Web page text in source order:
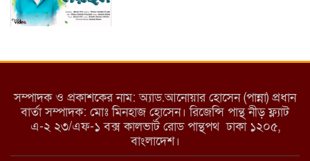
মরণ নেশা
মাধবপুরে কমিউনিটি ক্লিনিকে
অনিয়মের অভিযোগ
সম্পাদক ও প্রকাশকের নাম: অ্যাড.আনোয়ার হোসেন (পান্না) প্রধান
বার্তা সম্পাদক: মোঃ মিনহাজ হোসেন। রিজেন্সি পান্থ নীড় ফ্ল্যাট
এ-২ ২৩/এফ-১ বক্স কালভার্ট রোড পান্থপথ ঢাকা ১২০৫,
বাংলাদেশ।